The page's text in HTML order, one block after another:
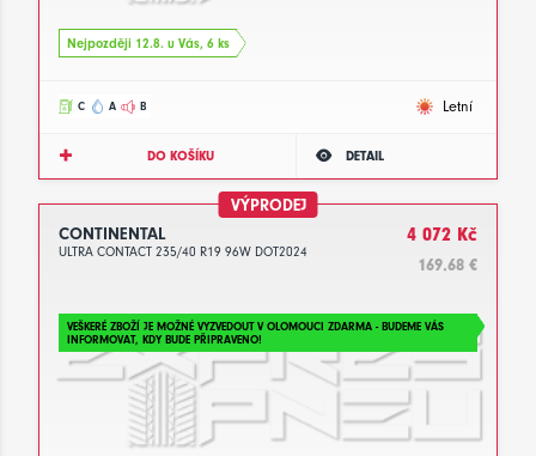
Nejpozději 12.8. u Vás, 6 ks
C A B Letní
DO KOŠÍKU DETAIL
VÝPRODEJ
CONTINENTAL
ULTRA CONTACT 235/40 R19 96W DOT2024
4 072 Kč
169.68 €
VEŠKERÉ ZBOŽÍ JE MOŽNÉ VYZVEDOUT V OLOMOUCI ZDARMA - BUDEME VÁS
INFORMOVAT, KDY BUDE PŘIPRAVENO!